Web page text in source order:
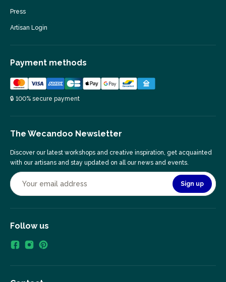
Press
Artisan Login
Payment methods
🔒 100% secure payment
The Wecandoo Newsletter
Discover our latest workshops and creative inspiration, get acquainted
with our artisans and stay updated on all our news and events.
Sign up
Follow us